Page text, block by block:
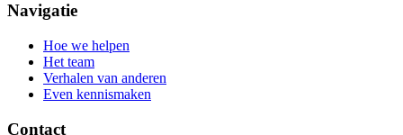
Navigatie
Hoe we helpen
Het team
Verhalen van anderen
Even kennismaken
Contact